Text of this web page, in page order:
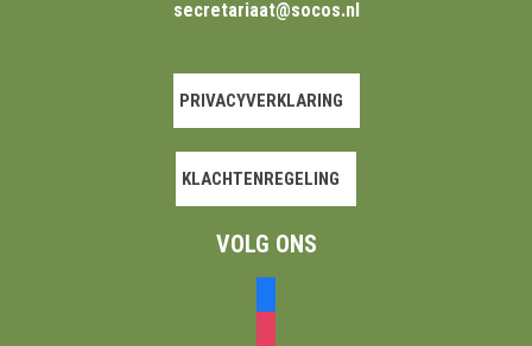
secretariaat@socos.nl
PRIVACYVERKLARING
KLACHTENREGELING
VOLG ONS